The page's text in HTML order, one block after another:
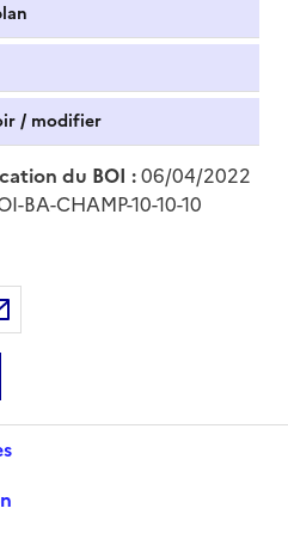
/ modifier
du BOI :06/04/2022
BA-CHAMP-10-10-10
au format pdf
sur LinkedIn